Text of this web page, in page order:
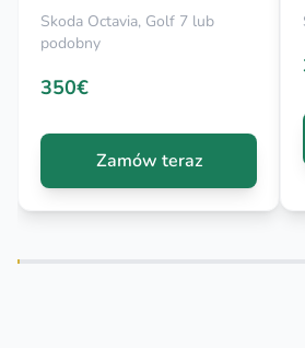
Skoda Octavia, Golf 7 lub
podobny
350€
Zamów teraz